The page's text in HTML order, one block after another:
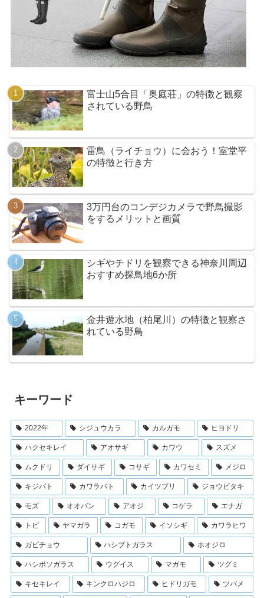
富士山5合目「奥庭荘」の特徴と観察
されている野鳥
雷鳥（ライチョウ）に会おう！室堂平
の特徴と行き方
3万円台のコンデジカメラで野鳥撮影
をするメリットと画質
シギやチドリを観察できる神奈川周辺
おすすめ探鳥地6か所
金井遊水地（柏尾川）の特徴と観察さ
れている野鳥
キーワード
2022年 シジュウカラ カルガモ ヒヨドリ
ハクセキレイ アオサギ カワウ スズメ
ムクドリ ダイサギ コサギ カワセミ メジロ
キジバト カワラバト カイツブリ ジョウビタキ
モズ オオバン アオジ コゲラ エナガ
トビ ヤマガラ コガモ イソシギ カワラヒワ
ガビチョウ ハシブトガラス ホオジロ
ハシボソガラス ウグイス マガモ ツグミ
キセキレイ キンクロハジロ ヒドリガモ ツバメ